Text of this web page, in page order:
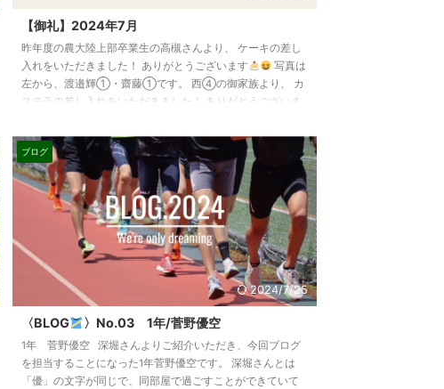
【御礼】2024年7月
昨年度の農大陸上部卒業生の高槻さんより、 ケーキの差し
入れをいただきました！ ありがとうございます
写真は
左から、渡邉輝①・齋藤①です。 西④の御家族より、 カ
ステラの差し入れをいただきました！ ありがとうございま
在、コモディイイダ陸上部で選手としてご活躍されている
農大OBの工藤様より、 アミノバイタルの差し入れをいただ
きました！ ありがとうございます
...
ブログ
2024/7/25
〈BLOG 〉No.03 1年/菅野優空
1年 菅野優空 深堀さんよりご紹介いただき、今回ブログ
を担当することになった1年菅野優空です。 深堀さんとは
「優」の文字が同じで、同部屋で過ごすことができていて